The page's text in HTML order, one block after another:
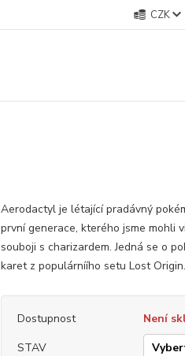
CZK
Aerodactyl je létající pradávný
první generace, kterého jsme mohli
souboji s charizardem. Jedná se o
karet z populárníího setu Lost
Dostupnost
Není
STAV